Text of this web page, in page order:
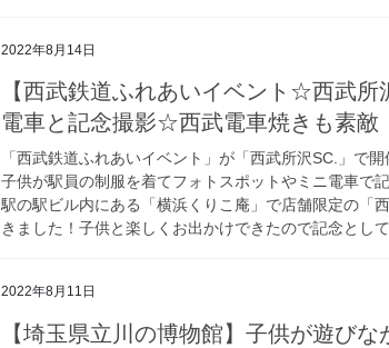
2022年8月14日
【西武鉄道ふれあいイベント☆西武所
電車と記念撮影☆西武電車焼きも素敵
「西武鉄道ふれあいイベント」が「西武所沢SC.」で
子供が駅員の制服を着てフォトスポットやミニ電車で
駅の駅ビル内にある「横浜くりこ庵」で店舗限定の「
きました！子供と楽しくお出かけできたので記念とし
2022年8月11日
【埼玉県立川の博物館】子供が遊び